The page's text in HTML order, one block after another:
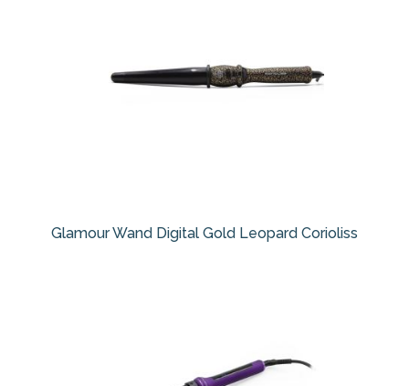
Glamour Wand Digital Gold Leopard Corioliss